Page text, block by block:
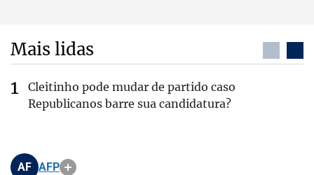
Mais lidas
Cleitinho pode mudar de partido caso
Republicanos barre sua candidatura?
AF AFP